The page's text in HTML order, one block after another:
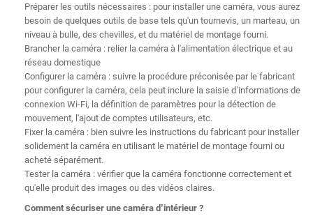
Préparer les outils nécessaires : pour installer une caméra, vous aurez
besoin de quelques outils de base tels qu'un tournevis, un marteau, un
niveau à bulle, des chevilles, et du matériel de montage fourni.
Brancher la caméra : relier la caméra à l'alimentation électrique et au
réseau domestique
Configurer la caméra : suivre la procédure préconisée par le fabricant
pour configurer la caméra, cela peut inclure la saisie d’informations de
connexion Wi-Fi, la définition de paramètres pour la détection de
mouvement, l'ajout de comptes utilisateurs, etc.
Fixer la caméra : bien suivre les instructions du fabricant pour installer
solidement la caméra en utilisant le matériel de montage fourni ou
acheté séparément.
Tester la caméra : vérifier que la caméra fonctionne correctement et
qu'elle produit des images ou des vidéos claires.
Comment sécuriser une caméra d’intérieur ?